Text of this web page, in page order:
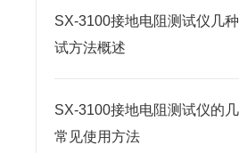
SX-3100接地电阻测试仪几
试方法概述
SX-3100接地电阻测试仪的
常见使用方法